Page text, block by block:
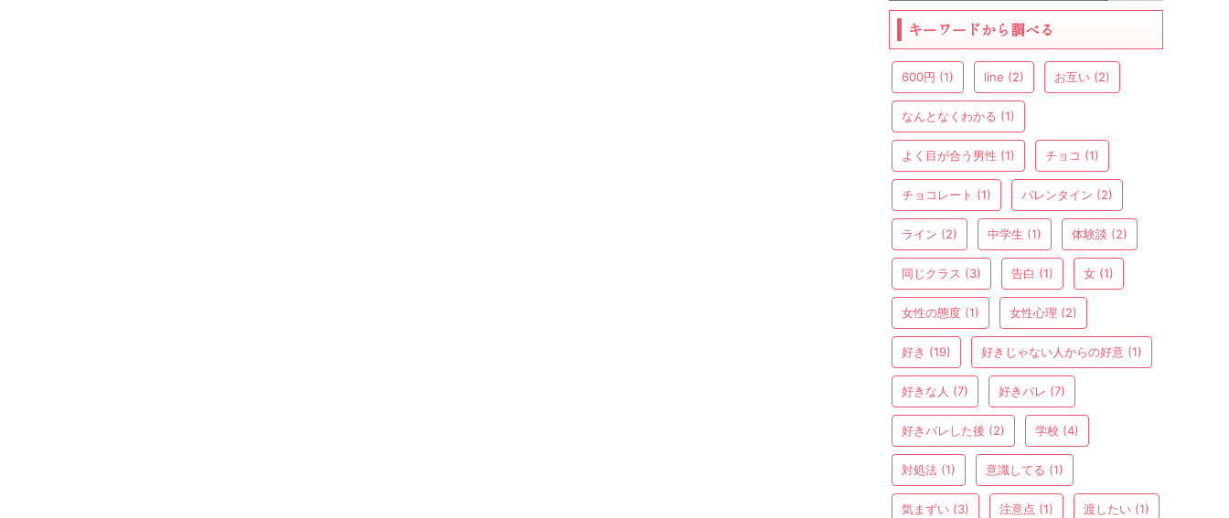
キーワードから調べる
600円 (1) line (2) お互い (2)
なんとなくわかる (1)
よく目が合う男性 (1) チョコ (1)
チョコレート (1) バレンタイン (2)
ライン (2) 中学生 (1) 体験談 (2)
同じクラス (3) 告白 (1) 女 (1)
女性の態度 (1) 女性心理 (2)
好き (19) 好きじゃない人からの好意 (1)
好きな人 (7) 好きバレ (7)
好きバレした後 (2) 学校 (4)
対処法 (1) 意識してる (1)
気まずい (3) 注意点 (1) 渡したい (1)